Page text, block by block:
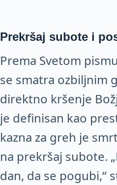
Prekršaj subote i
Prema Svetom
se smatra ozbiljnim
direktno kršenje
je definisan kao
kazna za greh je
na prekršaj subote.
dan, da se pogubi,“